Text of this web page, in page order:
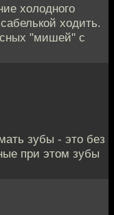
холодного
ходить.
"мишей" с
зубы - это без
при этом зубы